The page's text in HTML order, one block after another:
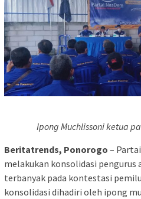
Ipong Muchlissoni ketua
Beritatrends, Ponorogo –
melakukan konsolidasi pengurus
terbanyak pada kontestasi
konsolidasi dihadiri oleh ipong